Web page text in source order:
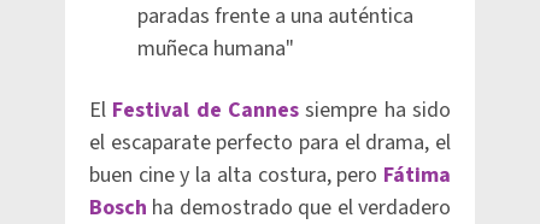
paradas frente a una auténtica
muñeca humana"
El Festival de Cannessiempre ha sido
el escaparate perfecto para el drama, el
buen cine y la alta costura, pero Fátima
Bosch ha demostrado que el verdadero